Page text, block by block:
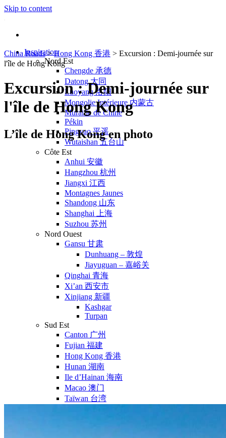
Skip to content
Inspiration
Nord Est
Chengde 承德
Datong 大同
Luoyang 洛阳
Mongolie Intérieure 内蒙古
Muraille de Chine
Pékin
Pingyao 平遥
Wutaishan 五台山
Côte Est
Anhui 安徽
Hangzhou 杭州
Jiangxi 江西
Montagnes Jaunes
Shandong 山东
Shanghai 上海
Suzhou 苏州
Nord Ouest
Gansu 甘肃
Dunhuang – 敦煌
Jiayuguan – 嘉峪关
Qinghai 青海
Xi’an 西安市
Xinjiang 新疆
Kashgar
Turpan
Sud Est
Canton 广州
Fujian 福建
Hong Kong 香港
Hunan 湖南
Ile d’Hainan 海南
Macao 澳门
Taïwan 台湾
Chongqing 重庆
China Roads > Hong Kong 香港 > Excursion : Demi-journée sur
l'île de Hong Kong
Excursion : Demi-journée sur
l'île de Hong Kong
L’île de Hong Kong en photo